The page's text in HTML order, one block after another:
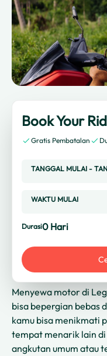
Book Your
Gratis Pembatalan
TANGGAL MULAI -
WAKTU MULAI
Durasi0 Hari
Menyewa motor di
bisa bepergian bebas
kamu bisa menikmati
tempat menarik lain
angkutan umum atau